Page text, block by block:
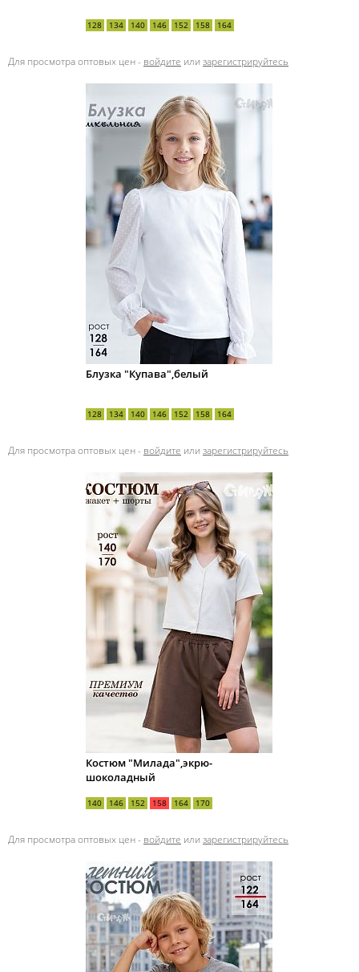
128 134 140 146 152 158 164
Для просмотра оптовых цен - войдите или зарегистрируйтесь
Блузка "Купава",белый
128 134 140 146 152 158 164
Для просмотра оптовых цен - войдите или зарегистрируйтесь
Костюм "Милада",экрю-
шоколадный
140 146 152 158 164 170
Для просмотра оптовых цен - войдите или зарегистрируйтесь